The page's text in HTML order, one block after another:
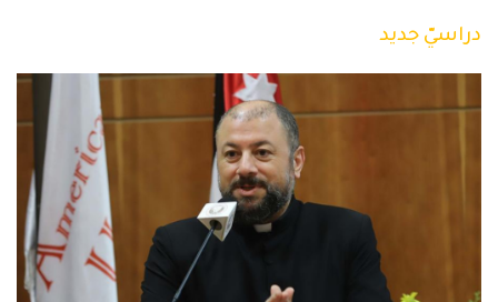
دراسيّ جديد